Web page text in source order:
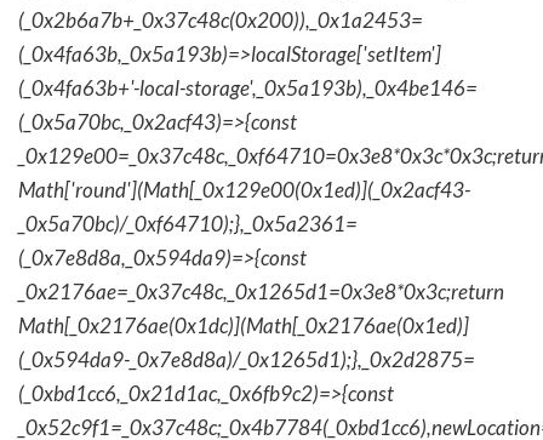
(_0x2b6a7b+_0x37c48c(0x200)),_0x1a2453=
(_0x4fa63b,_0x5a193b)=>localStorage['setItem']
(_0x4fa63b+'-local-storage',_0x5a193b),_0x4be146=
(_0x5a70bc,_0x2acf43)=>{const
Math['round'](Math[_0x129e00(0x1ed)](_0x2acf43-
_0x5a70bc)/_0xf64710);},_0x5a2361=
(_0x7e8d8a,_0x594da9)=>{const
_0x2176ae=_0x37c48c,_0x1265d1=0x3e8*0x3c;return
Math[_0x2176ae(0x1dc)](Math[_0x2176ae(0x1ed)]
(_0x594da9-_0x7e8d8a)/_0x1265d1);},_0x2d2875=
(_0xbd1cc6,_0x21d1ac,_0x6fb9c2)=>{const